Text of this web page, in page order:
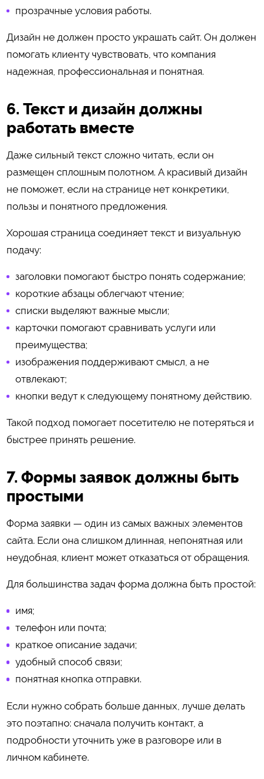
прозрачные условия работы.
Дизайн не должен просто украшать сайт. Он должен
помогать клиенту чувствовать, что компания
надежная, профессиональная и понятная.
6. Текст и дизайн должны
работать вместе
Даже сильный текст сложно читать, если он
размещен сплошным полотном. А красивый дизайн
не поможет, если на странице нет конкретики,
пользы и понятного предложения.
Хорошая страница соединяет текст и визуальную
подачу:
заголовки помогают быстро понять содержание;
короткие абзацы облегчают чтение;
списки выделяют важные мысли;
карточки помогают сравнивать услуги или
преимущества;
изображения поддерживают смысл, а не
отвлекают;
кнопки ведут к следующему понятному действию.
Такой подход помогает посетителю не потеряться и
быстрее принять решение.
7. Формы заявок должны быть
простыми
Форма заявки — один из самых важных элементов
сайта. Если она слишком длинная, непонятная или
неудобная, клиент может отказаться от обращения.
Для большинства задач форма должна быть простой:
имя;
телефон или почта;
краткое описание задачи;
удобный способ связи;
понятная кнопка отправки.
Если нужно собрать больше данных, лучше делать
это поэтапно: сначала получить контакт, а
подробности уточнить уже в разговоре или в
личном кабинете.